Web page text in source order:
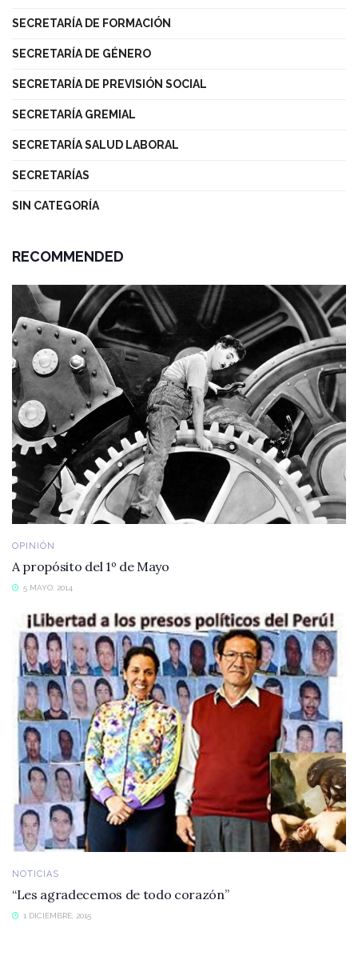
SECRETARÍA DE FORMACIÓN
SECRETARÍA DE GÉNERO
SECRETARÍA DE PREVISIÓN SOCIAL
SECRETARÍA GREMIAL
SECRETARÍA SALUD LABORAL
SECRETARÍAS
SIN CATEGORÍA
RECOMMENDED
OPINIÓN
A propósito del 1º de Mayo
5 MAYO, 2014
NOTICIAS
“Les agradecemos de todo corazón”
1 DICIEMBRE, 2015